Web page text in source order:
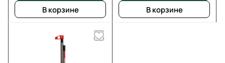
В корзине
В корзине